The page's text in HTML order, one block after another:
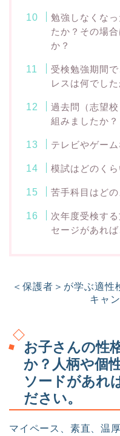
勉強しなくな
たか？その場
か？
受検勉強期間
レスは何でした
過去問（志望
組みましたか？
テレビやゲー
模試はどのく
苦手科目はど
次年度受検す
セージがあれ
＜保護者＞が学ぶ適性
キャ
お子さんの性
か？人柄や個
ソードがあれ
ださい。
マイペース、素直、温